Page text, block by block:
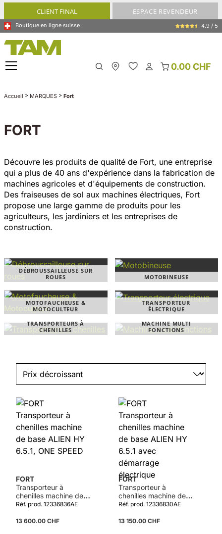
principalCLIENT FINAL ESPACE REVENDEUR
Boutique en ligne suisse 4.9 / 5
0.00 CHF
Accueil > MARQUES > Fort
FORT
Découvre les produits de qualité de Fort, une entreprise
qui a plus de 40 ans d'expérience dans la fabrication de
machines agricoles et d'équipements de construction.
Des fraiseuses de sol aux machines électriques, Fort
propose une large gamme de produits pour les
agriculteurs, les jardiniers et les entreprises de
construction.
DÉBROUSSAILLEUSE SUR
ROUES
MOTOBINEUSE
MOTOFAUCHEUSE &
MOTOCULTEUR
TRANSPORTEUR
ÉLECTRIQUE
TRANSPORTEURS À
CHENILLES
MACHINE MULTI
FONCTIONS
FORT
Transporteur à
chenilles machine de
base ALIEN HY 6.5.1,
Réf. prod. 12336836AE
13 600.00 CHF
FORT
Transporteur à
chenilles machine de
base ALIEN HY 6.5.1
électrique
Réf. prod. 12336830AE
13 150.00 CHF